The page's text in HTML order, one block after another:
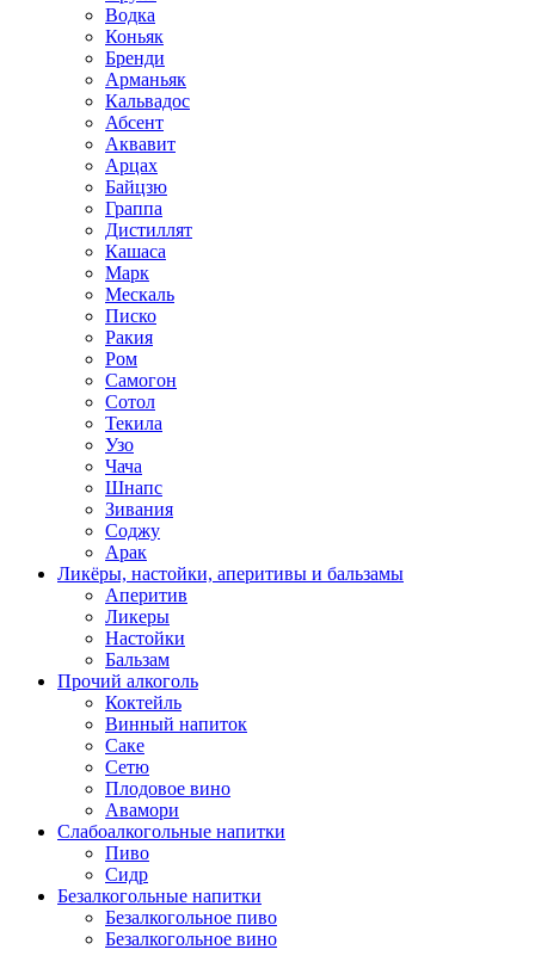
Водка
Коньяк
Бренди
Арманьяк
Кальвадос
Абсент
Аквавит
Арцах
Байцзю
Граппа
Дистиллят
Кашаса
Марк
Мескаль
Писко
Ракия
Ром
Самогон
Сотол
Текила
Узо
Чача
Шнапс
Зивания
Соджу
Арак
Ликёры, настойки, аперитивы и бальзамы
Аперитив
Ликеры
Настойки
Бальзам
Прочий алкоголь
Коктейль
Винный напиток
Саке
Сетю
Плодовое вино
Авамори
Слабоалкогольные напитки
Пиво
Сидр
Безалкогольные напитки
Безалкогольное пиво
Безалкогольное вино